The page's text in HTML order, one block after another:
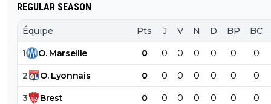
REGULAR SEASON
Équipe Pts J V N D BP BC
1 O. Marseille 0 0 0 0 0 0 0
2 O. Lyonnais 0 0 0 0 0 0 0
3 Brest 0 0 0 0 0 0 0